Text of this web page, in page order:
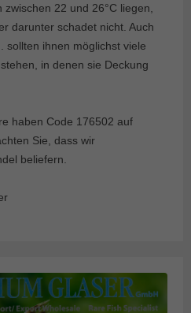
22 und 26°C liegen,
darunter schadet nicht. Auch
sollten ihnen möglichst viele
in denen sie Deckung
haben Code 176502 auf
Sie, dass wir
beliefern.